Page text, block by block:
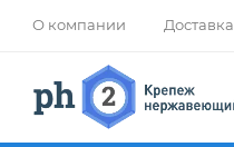
О компании Доставка